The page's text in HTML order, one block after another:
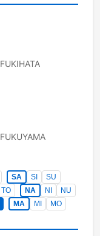
FUKIHATA
FUKUYAMA
SA SI
SU
TO NA NI
NU
MA MI
MO